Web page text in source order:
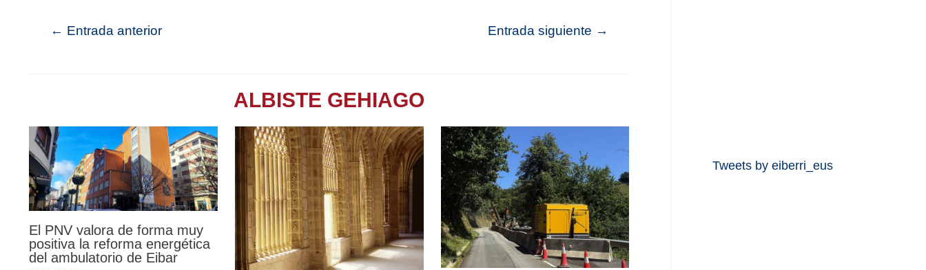
← Entrada anterior Entrada siguiente →
ALBISTE GEHIAGO
El PNV valora de forma muy
positiva la reforma energética
del ambulatorio de Eibar
Tweets by eiberri_eus